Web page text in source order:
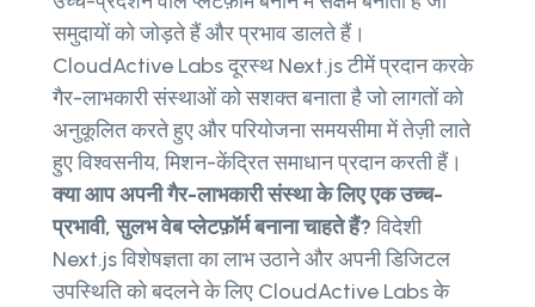
समुदायों को जोड़ते हैं और प्रभाव डालते हैं।
CloudActive Labs दूरस्थ Next.js टीमें प्रदान करके
गैर-लाभकारी संस्थाओं को सशक्त बनाता है जो लागतों को
अनुकूलित करते हुए और परियोजना समयसीमा में तेज़ी लाते
हुए विश्वसनीय, मिशन-केंद्रित समाधान प्रदान करती हैं।
क्या आप अपनी गैर-लाभकारी संस्था के लिए एक उच्च-
प्रभावी, सुलभ वेब प्लेटफ़ॉर्म बनाना चाहते हैं?विदेशी
Next.js विशेषज्ञता का लाभ उठाने और अपनी डिजिटल
उपस्थिति को बदलने के लिए CloudActive Labs के